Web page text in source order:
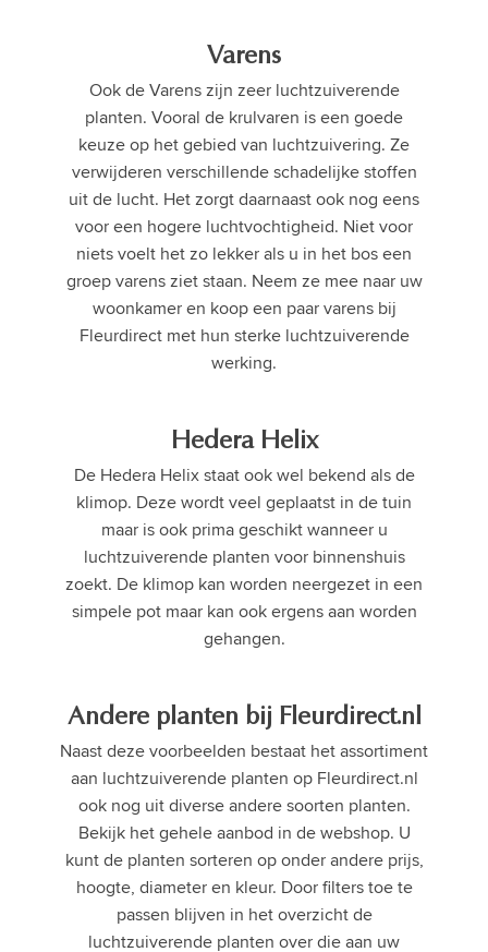
Varens
Ook de Varens zijn zeer luchtzuiverende
planten. Vooral de krulvaren is een goede
keuze op het gebied van luchtzuivering. Ze
verwijderen verschillende schadelijke stoffen
uit de lucht. Het zorgt daarnaast ook nog eens
voor een hogere luchtvochtigheid. Niet voor
niets voelt het zo lekker als u in het bos een
groep varens ziet staan. Neem ze mee naar uw
woonkamer en koop een paar varens bij
Fleurdirect met hun sterke luchtzuiverende
werking.
Hedera Helix
De Hedera Helix staat ook wel bekend als de
klimop. Deze wordt veel geplaatst in de tuin
maar is ook prima geschikt wanneer u
luchtzuiverende planten voor binnenshuis
zoekt. De klimop kan worden neergezet in een
simpele pot maar kan ook ergens aan worden
gehangen.
Andere planten bij Fleurdirect.nl
Naast deze voorbeelden bestaat het assortiment
aan luchtzuiverende planten op Fleurdirect.nl
ook nog uit diverse andere soorten planten.
Bekijk het gehele aanbod in de webshop. U
kunt de planten sorteren op onder andere prijs,
hoogte, diameter en kleur. Door filters toe te
passen blijven in het overzicht de
luchtzuiverende planten over die aan uw